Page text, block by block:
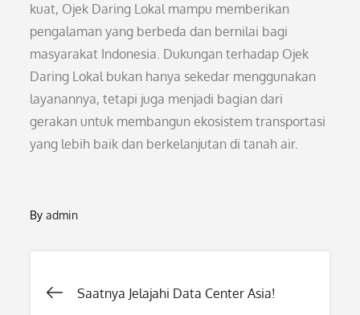
kuat, Ojek Daring Lokal mampu memberikan
pengalaman yang berbeda dan bernilai bagi
masyarakat Indonesia. Dukungan terhadap Ojek
Daring Lokal bukan hanya sekedar menggunakan
layanannya, tetapi juga menjadi bagian dari
gerakan untuk membangun ekosistem transportasi
yang lebih baik dan berkelanjutan di tanah air.
Byadmin
Post
Saatnya Jelajahi Data Center Asia!